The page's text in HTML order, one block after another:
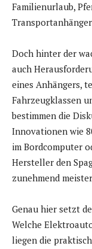
Familienurlaub,
Doch hinter der
auch
eines Anhängers,
Fahrzeugklassen
bestimmen die
Innovationen wie
im Bordcomputer
Hersteller den
zunehmend
Genau hier setzt
Welche
liegen die